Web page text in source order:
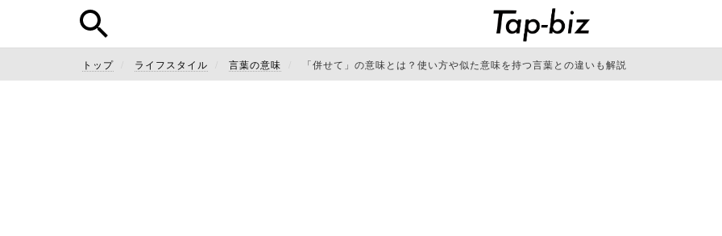
トップ ライフスタイル 言葉の意味 「併せて」の意味とは？使い方や似た意味を持つ言葉との違いも解説